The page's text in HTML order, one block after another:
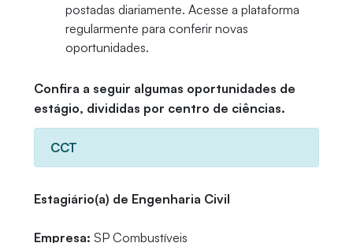
postadas diariamente. Acesse a plataforma
regularmente para conferir novas
oportunidades.
Confira a seguir algumas oportunidades de
estágio, divididas por centro de ciências.
CCT
Estagiário(a) de Engenharia Civil
Empresa: SP Combustíveis